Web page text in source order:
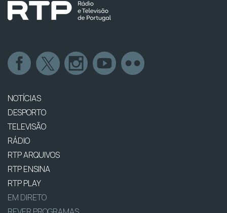
NOTÍCIAS
DESPORTO
TELEVISÃO
RÁDIO
RTP ARQUIVOS
RTP ENSINA
RTP PLAY
EM DIRETO